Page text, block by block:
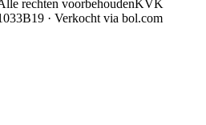
rechten voorbehoudenKVK
· Verkocht via bol.com